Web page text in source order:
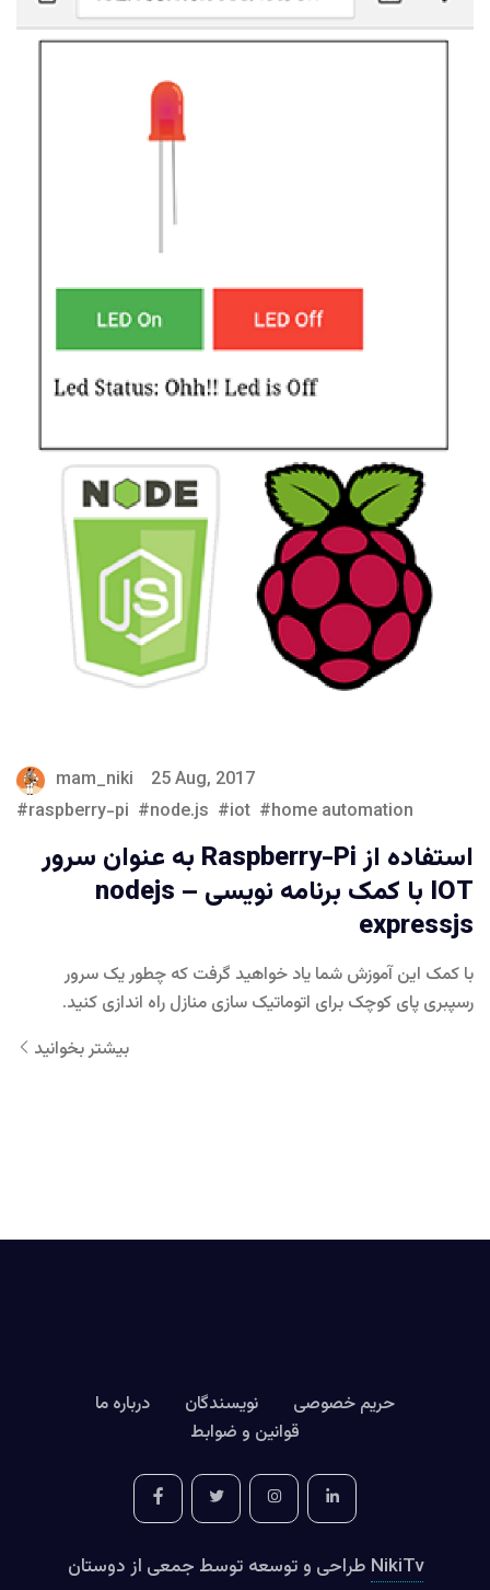
mam_niki
25 Aug, 2017
raspberry-pi
node.js iot home automation
استفاده از Raspberry-Pi به عنوان سرور
IOT با کمک برنامه نویسی nodejs –
expressjs
با کمک این آموزش شما یاد خواهید گرفت که چطور یک سرور
رسپبری پای کوچک برای اتوماتیک سازی منازل راه اندازی کنید.
بیشتر بخوانید
درباره ما نویسندگان
حریم خصوصی
قوانین و ضوابط
NikiTv